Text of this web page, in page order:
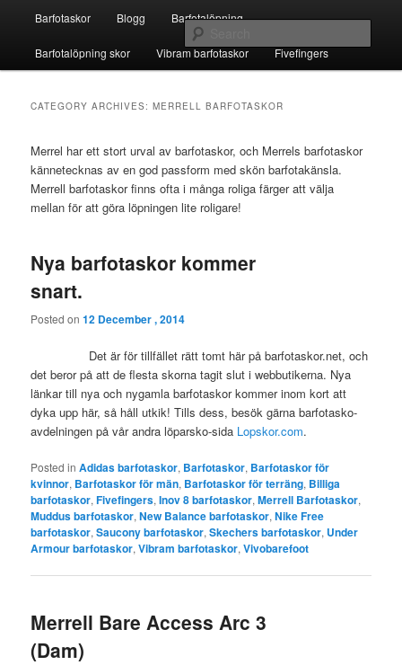
primary
content
secondary
contentBarfotaskor
Barfotaskor Blogg Barfotalöpning
Barfotalöpning skor Vibram barfotaskor Fivefingers
CATEGORY ARCHIVES:MERRELL BARFOTASKOR
Merrel har ett stort urval av barfotaskor, och Merrels barfotaskor
kännetecknas av en god passform med skön barfotakänsla.
Merrell barfotaskor finns ofta i många roliga färger att välja
mellan för att göra löpningen lite roligare!
Nya barfotaskor kommer
snart.
Posted on12 December , 2014
Det är för tillfället rätt tomt här på barfotaskor.net, och
det beror på att de flesta skorna tagit slut i webbutikerna. Nya
länkar till nya och nygamla barfotaskor kommer inom kort att
dyka upp här, så håll utkik! Tills dess, besök gärna barfotasko-
avdelningen på vår andra löparsko-sida Lopskor.com.
Posted in Adidas barfotaskor, Barfotaskor, Barfotaskor för
kvinnor, Barfotaskor för män, Barfotaskor för terräng, Billiga
barfotaskor,Fivefingers,Inov 8 barfotaskor,Merrell Barfotaskor,
Muddus barfotaskor,New Balance barfotaskor,Nike Free
barfotaskor,Saucony barfotaskor,Skechers barfotaskor, Under
Armour barfotaskor,Vibram barfotaskor,Vivobarefoot
Merrell Bare Access Arc 3
(Dam)